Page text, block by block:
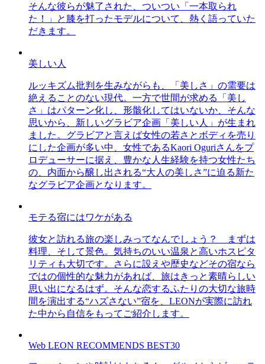
そんな彼らが魅了された、ついつい「一本取られ
た！」と膝を打ったモデルについて、熱く語っていた
だきます。
美しい人
ルッキズム批判を生みながらも、「美しさ」の需要は
絶えることのない現代。一方で世間が求める「美し
さ」はパターン化し、形骸化してはいないか、そんな
思いから、新しいグラビア企画「美しい人」が生まれ
ました。グラビアと言えば女性の若さとボディを売り
にした企画が多い中、女性であるKaori Oguriさんをプ
ロデューサーに据え、豊かな人生経験を持つ女性たち
の、内面から醸し出される“大人の美しさ”に迫る新た
なグラビア企画となります。
モテる宿にはワケがある
彼女と訪れる旅の楽しみってなんでしょう？ まずは
料理、そして景色。気持ちのいい温泉と高いホスピタ
リティも大切です。さらに設えや歴史などその宿なら
ではの個性的な魅力があれば、旅はきっと素晴らしい
思い出になるはず。そんな恋するふたりの大切な旅時
間を演出する“ハズさない”宿を、LEONが実際に訪れ
た中から自信をもってご紹介します。
Web LEON RECOMMENDS BEST30